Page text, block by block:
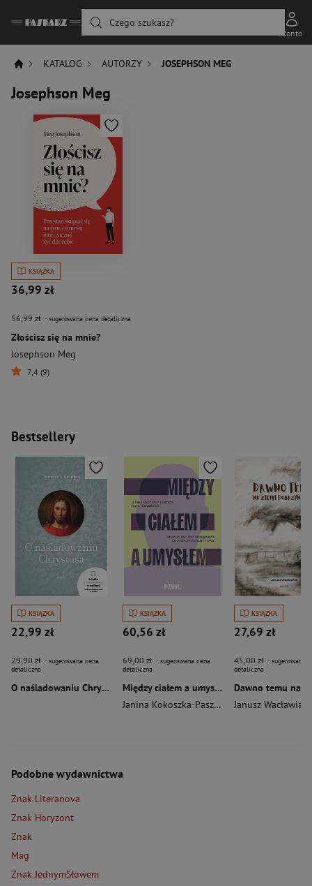
Czego szukasz?
Konto
KATALOG AUTORZY JOSEPHSON MEG
Josephson Meg
KSIĄŻKA
36,99 zł
56,99 zł - sugerowana cena detaliczna
Złościsz się na mnie?
Josephson Meg
7,4 (9)
Bestsellery
KSIĄŻKA
22,99 zł
29,90 zł - sugerowana cena
detaliczna
O naśladowaniu Chrystusa wyd. 2026
KSIĄŻKA
60,56 zł
69,00 zł - sugerowana cena
detaliczna
Między ciałem a umysłem
Janina Kokoszka-Paszkot
Piotr Wierzbiński
KSIĄŻKA
27,69 zł
45,00 zł - sugerowana
detaliczna
Janusz Wacławiak
Podobne wydawnictwa
Znak Literanova
Znak Horyzont
Znak
Mag
Znak JednymSłowem